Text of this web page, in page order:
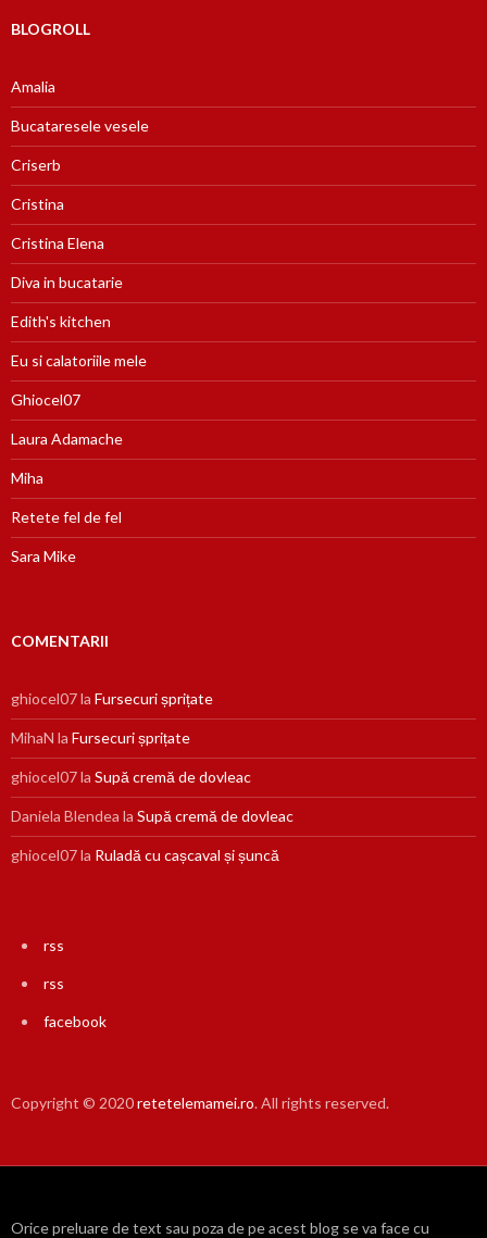
BLOGROLL
Amalia
Bucataresele vesele
Criserb
Cristina
Cristina Elena
Diva in bucatarie
Edith's kitchen
Eu si calatoriile mele
Ghiocel07
Laura Adamache
Miha
Retete fel de fel
Sara Mike
COMENTARII
ghiocel07la Fursecuri șprițate
MihaN la Fursecuri șprițate
ghiocel07la Supă cremă de dovleac
Daniela Blendea la Supă cremă de dovleac
ghiocel07la Ruladă cu cașcaval și șuncă
rss
rss
facebook
Copyright © 2020retetelemamei.ro. All rights reserved.
Orice preluare de text sau poza de pe acest blog se va face cu